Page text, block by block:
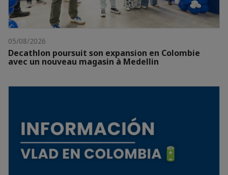
05/08/2026
Decathlon poursuit son expansion en Colombie
avec un nouveau magasin à Medellin